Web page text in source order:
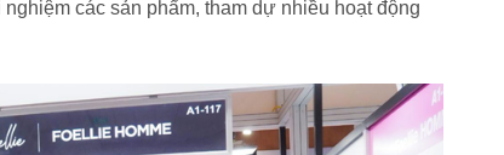
các sản phẩm, tham dự nhiều hoạt động